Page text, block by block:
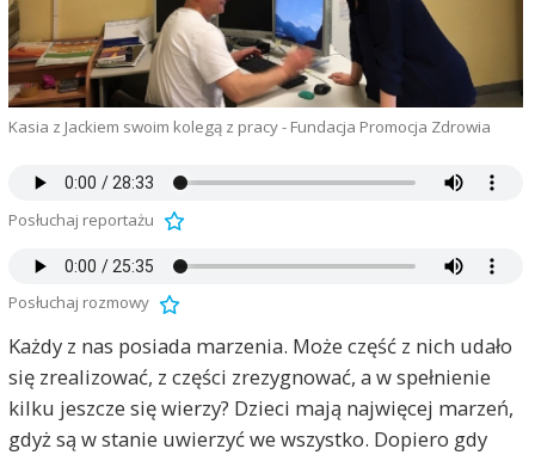
Kasia z Jackiem swoim kolegą z pracy - Fundacja Promocja Zdrowia
Posłuchaj reportażu
Posłuchaj rozmowy
Każdy z nas posiada marzenia. Może część z nich udało
się zrealizować, z części zrezygnować, a w spełnienie
kilku jeszcze się wierzy? Dzieci mają najwięcej marzeń,
gdyż są w stanie uwierzyć we wszystko. Dopiero gdy